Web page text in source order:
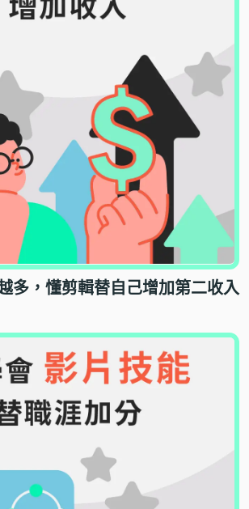
多， 懂剪輯替自己增加第二收入